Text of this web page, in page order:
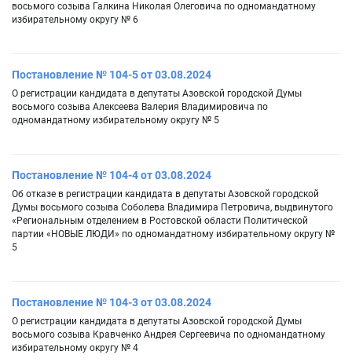
восьмого созыва Галкина Николая Олеговича по одномандатному
избирательному округу № 6
Постановление № 104-5 от 03.08.2024
О регистрации кандидата в депутаты Азовской городской Думы
восьмого созыва Алексеева Валерия Владимировича по
одномандатному избирательному округу № 5
Постановление № 104-4 от 03.08.2024
Об отказе в регистрации кандидата в депутаты Азовской городской
Думы восьмого созыва Соболева Владимира Петровича, выдвинутого
«Региональным отделением в Ростовской области Политической
партии «НОВЫЕ ЛЮДИ» по одномандатному избирательному округу №
5
Постановление № 104-3 от 03.08.2024
О регистрации кандидата в депутаты Азовской городской Думы
восьмого созыва Кравченко Андрея Сергеевича по одномандатному
избирательному округу № 4